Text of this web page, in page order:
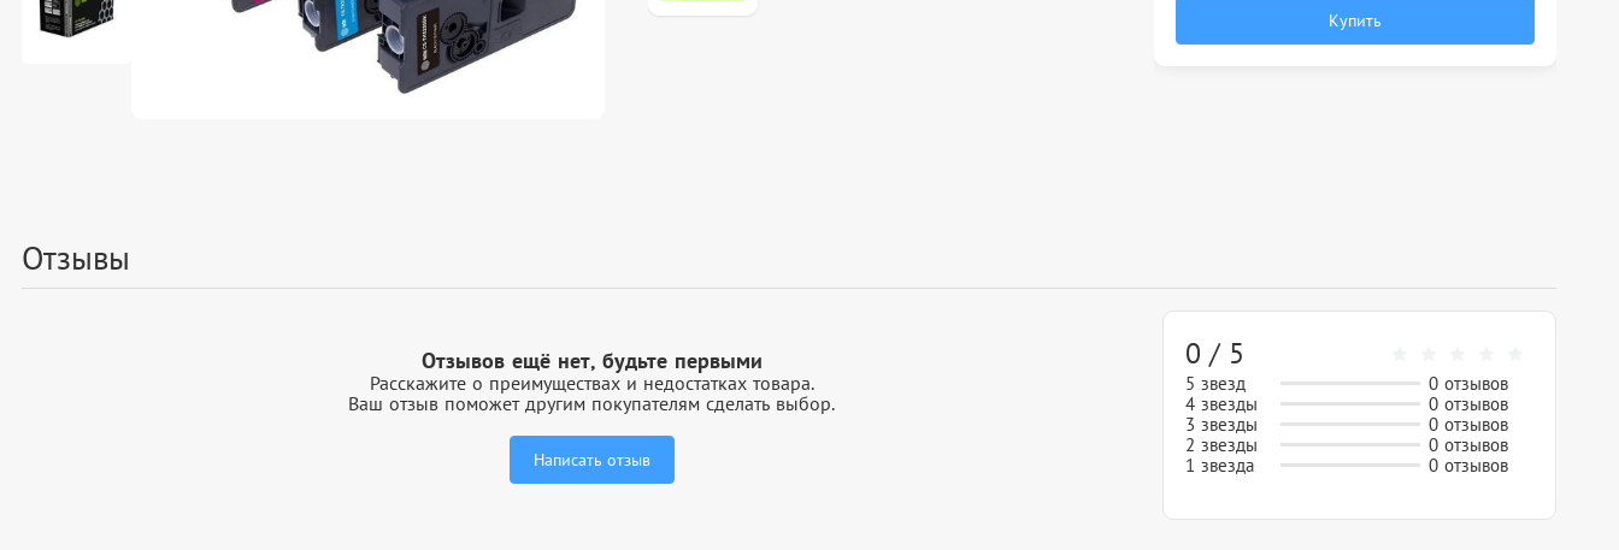
Купить
Отзывы
Отзывов ещё нет, будьте первыми
Расскажите о преимуществах и недостатках товара.
Ваш отзыв поможет другим покупателям сделать выбор.
Написать отзыв
0 / 5
5 звезд
0 отзывов
4 звезды
0 отзывов
3 звезды
0 отзывов
2 звезды
0 отзывов
1 звезда
0 отзывов